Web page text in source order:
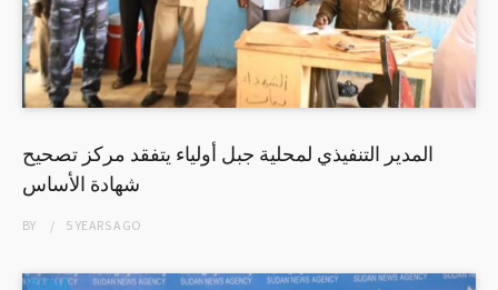
المدير التنفيذي لمحلية جبل أولياء يتفقد مركز تصحيح
شهادة الأساس
BY 5 YEARSAGO